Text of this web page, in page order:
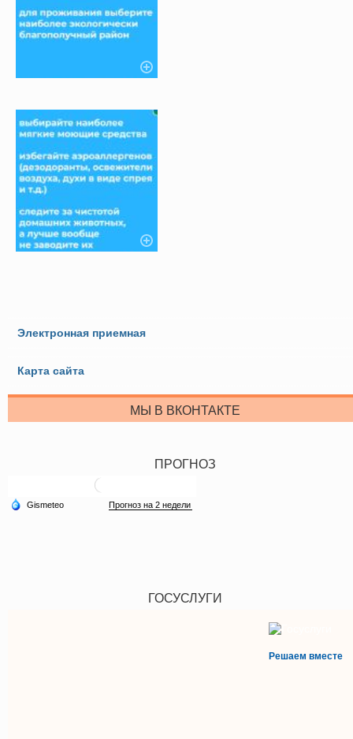
Электронная приемная
Карта сайта
МЫ В ВКОНТАКТЕ
ПРОГНОЗ
ГОСУСЛУГИ
Решаем вместе